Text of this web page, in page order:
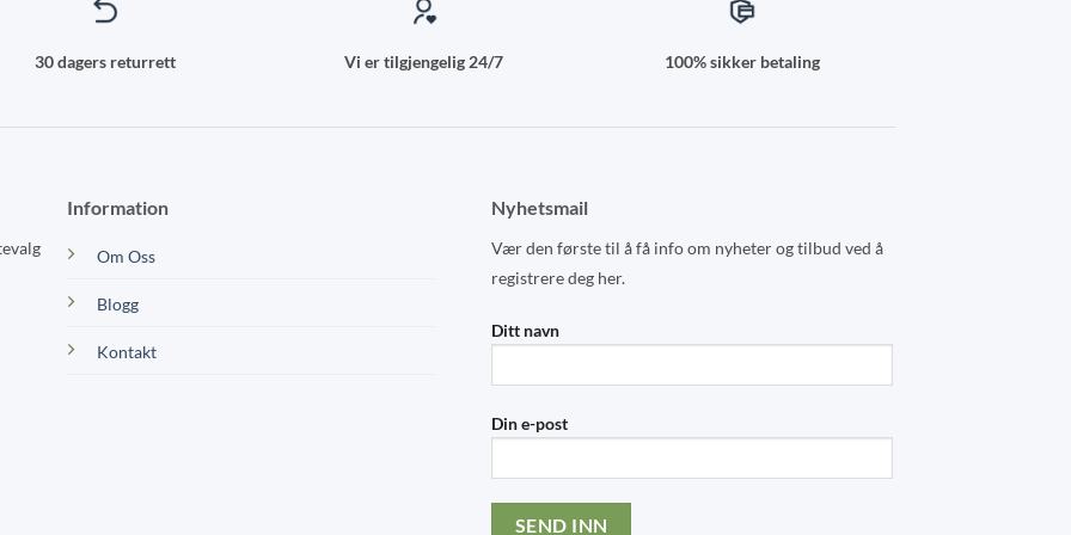
30 dagers returrett Vi er tilgjengelig 24/7 100% sikker betaling
Information
Om Oss
Blogg
Kontakt
Nyhetsmail
Vær den første til å få info om nyheter og tilbud ved å
registrere deg her.
Ditt navn
Din e-post